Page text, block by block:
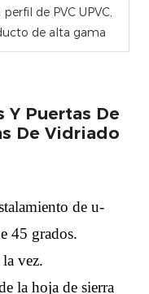
perfil de PVC UPVC,
de alta gama
Y Puertas De
De Vidriado
de u-
45 grados.
vez.
la hoja de sierra